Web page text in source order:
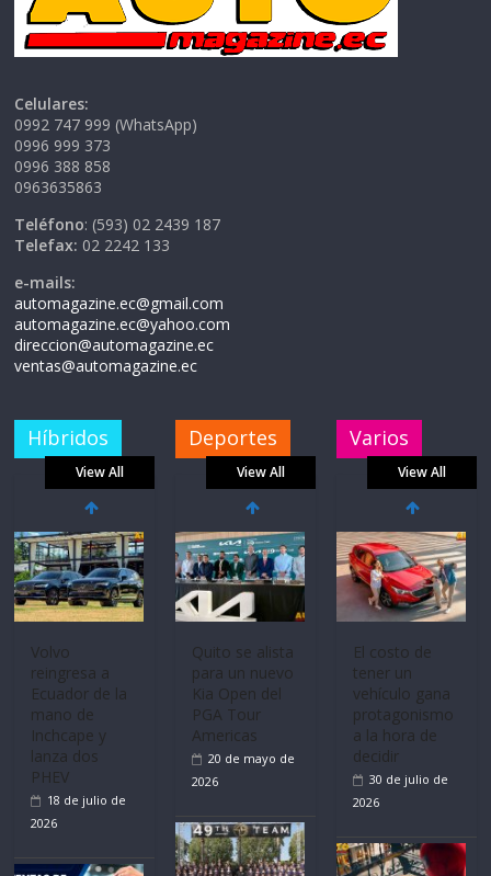
Celulares:
0992 747 999 (WhatsApp)
0996 999 373
0996 388 858
0963635863
Teléfono: (593) 02 2439 187
Telefax: 02 2242 133
e-mails:
automagazine.ec@gmail.com
automagazine.ec@yahoo.com
direccion@automagazine.ec
ventas@automagazine.ec
Híbridos
View All
Volvo
reingresa a
Ecuador de la
mano de
Inchcape y
lanza dos
PHEV
18 de julio de
2026
Deportes
View All
Quito se alista
para un nuevo
Kia Open del
PGA Tour
Americas
20 de mayo de
2026
Varios
View All
El costo de
tener un
vehículo gana
protagonismo
a la hora de
decidir
30 de julio de
2026